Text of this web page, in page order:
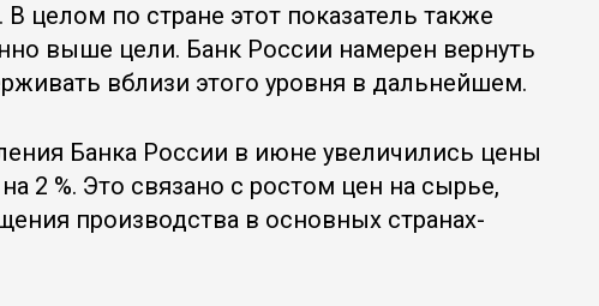
целом по стране этот показатель также
выше цели. Банк России намерен вернуть
вблизи этого уровня в дальнейшем.
Банка России в июне увеличились цены
2 %. Это связано с ростом цен на сырье,
производства в основных странах-